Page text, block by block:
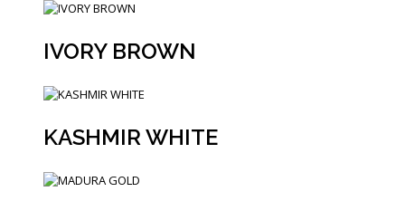
IVORY BROWN
KASHMIR WHITE